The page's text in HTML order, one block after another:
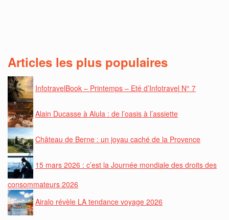
Articles les plus populaires
InfotravelBook – Printemps – Eté d’Infotravel N° 7
Alain Ducasse à Alula : de l’oasis à l’assiette
Château de Berne : un joyau caché de la Provence
15 mars 2026 : c’est la Journée mondiale des droits des
consommateurs 2026
Airalo révèle LA tendance voyage 2026